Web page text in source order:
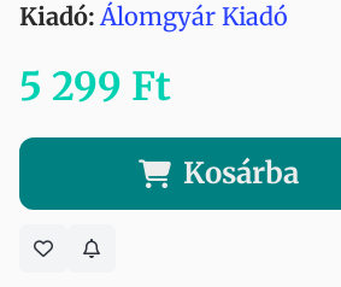
Kiadó: Álomgyár Kiadó
5 299 Ft
Kosárba